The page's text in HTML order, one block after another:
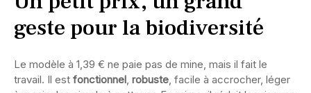
geste pour la biodiversité
Le modèle à 1,39 € ne paie pas de mine, mais il fait le
travail. Il est fonctionnel robuste , facile à accrocher, léger